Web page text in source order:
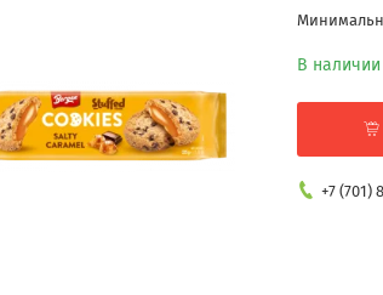
В наличии
+7 (701)